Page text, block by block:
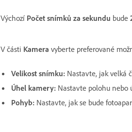
Výchozí Počet snímků za sekundu bude
V části Kamera vyberte preferované
Velikost snímku: Nastavte, jak velká
Úhel kamery: Nastavte polohu nebo
Pohyb: Nastavte, jak se bude